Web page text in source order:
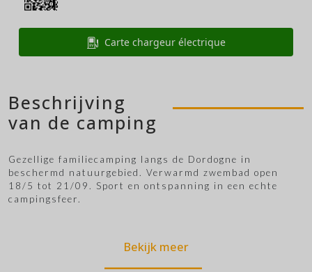
Carte chargeur électrique
Beschrijving
van de camping
Gezellige familiecamping langs de Dordogne in
beschermd natuurgebied. Verwarmd zwembad open
18/5 tot 21/09. Sport en ontspanning in een echte
campingsfeer.
Bekijk meer